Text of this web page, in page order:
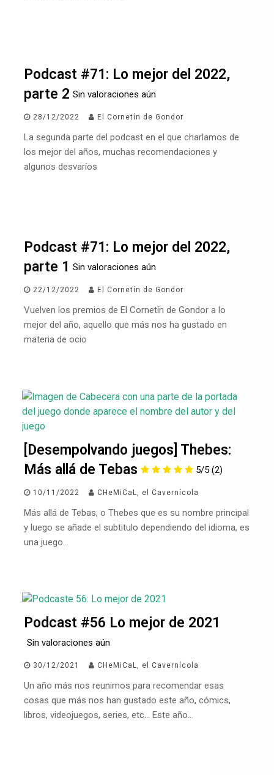
Podcast #71: Lo mejor del 2022,
parte 2 Sin valoraciones aún
28/12/2022 El Cornetín de Gondor
La segunda parte del podcast en el que charlamos de
los mejor del años, muchas recomendaciones y
algunos desvaríos
Podcast #71: Lo mejor del 2022,
parte 1 Sin valoraciones aún
22/12/2022 El Cornetín de Gondor
Vuelven los premios de El Cornetín de Gondor a lo
mejor del año, aquello que más nos ha gustado en
materia de ocio
[Desempolvando juegos] Thebes:
Más allá de Tebas
5/5 (2)
10/11/2022 CHeMiCaL, el Cavernícola
Más allá de Tebas, o Thebes que es su nombre principal
y luego se añade el subtitulo dependiendo del idioma, es
una juego…
Podcast #56 Lo mejor de 2021
Sin valoraciones aún
30/12/2021 CHeMiCaL, el Cavernícola
Un año más nos reunimos para recomendar esas
cosas que más nos han gustado este año, cómics,
libros, videojuegos, series, etc… Este año…